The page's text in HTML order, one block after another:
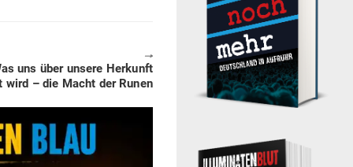
🠖
uns über unsere Her­kunft
wird – die Macht der Runen